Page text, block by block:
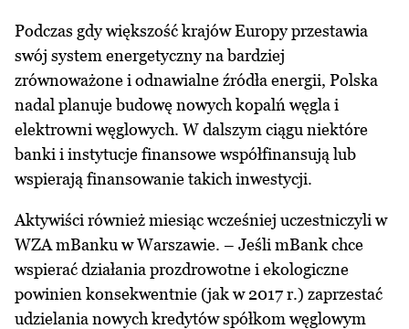
Podczas gdy większość krajów Europy przestawia
swój system energetyczny na bardziej
zrównoważone i odnawialne źródła energii, Polska
nadal planuje budowę nowych kopalń węgla i
elektrowni węglowych. W dalszym ciągu niektóre
banki i instytucje finansowe współfinansują lub
wspierają finansowanie takich inwestycji.
Aktywiści również miesiąc wcześniej uczestniczyli w
WZA mBanku w Warszawie. – Jeśli mBank chce
wspierać działania prozdrowotne i ekologiczne
powinien konsekwentnie (jak w 2017 r.) zaprzestać
udzielania nowych kredytów spółkom węglowym